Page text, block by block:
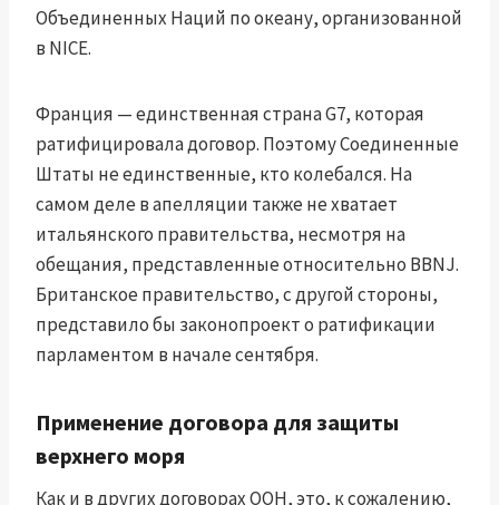
Объединенных Наций по океану, организованной
в NICE.
Франция — единственная страна G7, которая
ратифицировала договор. Поэтому Соединенные
Штаты не единственные, кто колебался. На
самом деле в апелляции также не хватает
итальянского правительства, несмотря на
обещания, представленные относительно BBNJ.
Британское правительство, с другой стороны,
представило бы законопроект о ратификации
парламентом в начале сентября.
Применение договора для защиты
верхнего моря
Как и в других договорах ООН, это, к сожалению,